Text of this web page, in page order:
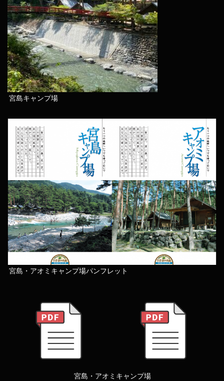
宮島キャンプ場
宮島・アオミキャンプ場パンフレット
宮島・アオミキャンプ場